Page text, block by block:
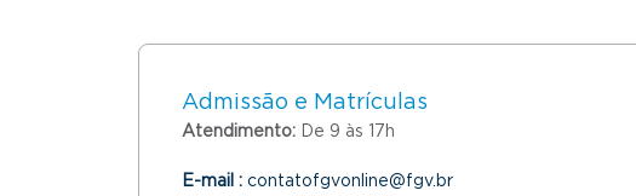
Admissão e Matrículas
Atendimento: De 9 às 17h
E-mail : contatofgvonline@fgv.br